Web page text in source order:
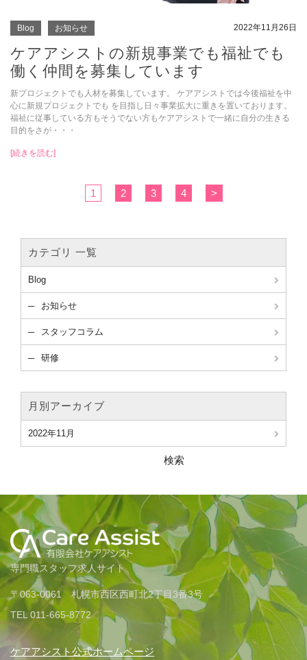
Blog お知らせ 2022年11月26日
ケアアシストの新規事業でも福祉でも
働く仲間を募集しています
新プロジェクトでも人材を募集しています。 ケアアシストでは今後福祉を中
心に新規プロジェクトでも を目指し日々事業拡大に重きを置いております。
福祉に従事している方もそうでない方もケアアシストで一緒に自分の生きる
目的をさが・・・
[続きを読む]
1 2 3 4 >
カテゴリ 一覧
Blog
お知らせ
スタッフコラム
研修
月別アーカイブ
2022年11月
検索
専門職スタッフ求人サイト
〒063-0061 札幌市西区西町北2丁目3番3号
TEL 011-665-8772
ケアアシスト公式ホームページ